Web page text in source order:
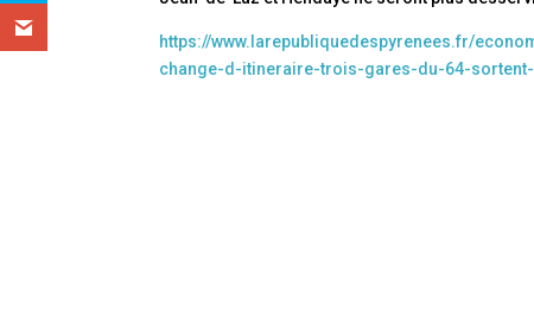
https://www.larepubliquedespyrenees.fr/
change-d-itineraire-trois-gares-du-64-